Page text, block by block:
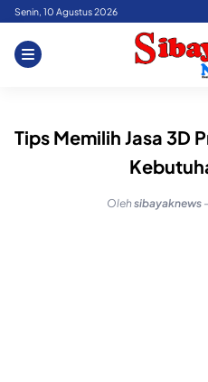
Skip
content
Senin, 10 Agustus 2026
Tips Memilih Jasa 3D
Olehsibayaknews -